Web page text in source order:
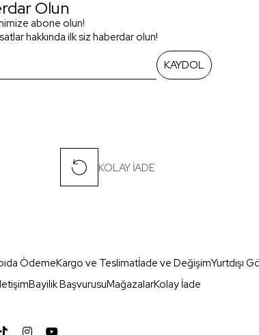
Olun
abone olun!
hakkında ilk siz haberdar olun!
KAYDOL
KOLAY İADE
ÖdemeKargo ve Teslimatİade ve DeğişimYurtdışı
Bayilik BaşvurusuMağazalarKolay İade